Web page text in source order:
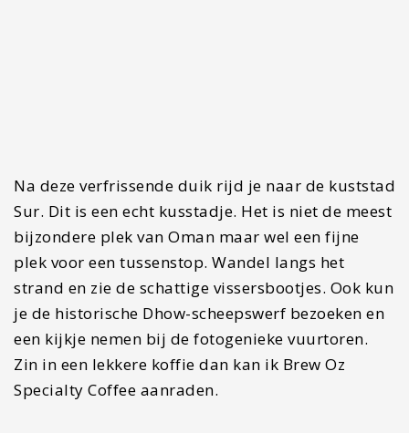
Wil je vlakbij Wadi Shab en Wadi Tiwi
overnachten dan kan ikWadi Shab Beach Villa
zeker aanraden. Dit is een heel fijne en
betaalbare plek met mooi zwembad en uitzicht
op de zee. Ook kun je gebruik maken van een
kleine keuken. Laat vooraf even weten hoe laat je
aankomt aangezien er geen receptie aanwezig is.
Bij ons was er een conciërge die in een hokje op
ons wachtte.